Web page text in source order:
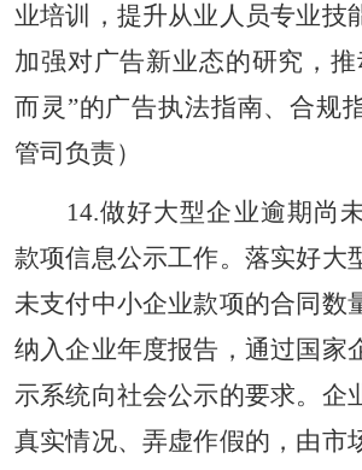
业培训，提升从业人员专业技
加强对广告新业态的研究，
而灵”的广告执法指南、合规
管司负责）
14.做好大型企业逾期尚
款项信息公示工作。落实好大
未支付中小企业款项的合同数
纳入企业年度报告，通过国家
示系统向社会公示的要求。企
真实情况、弄虚作假的，由市